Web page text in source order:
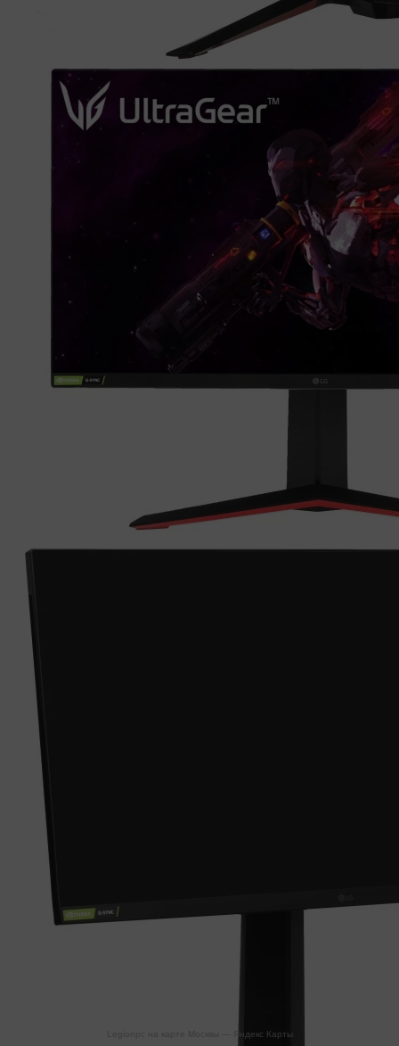
Legionpc на карте Москвы — Яндекс Карты